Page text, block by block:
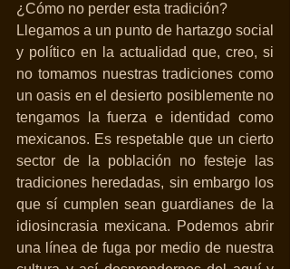
¿Cómo no perder esta tradición?
Llegamos a un punto de hartazgo social
y político en la actualidad que, creo, si
no tomamos nuestras tradiciones como
un oasis en el desierto posiblemente no
tengamos la fuerza e identidad como
mexicanos. Es respetable que un cierto
sector de la población no festeje las
tradiciones heredadas, sin embargo los
que sí cumplen sean guardianes de la
idiosincrasia mexicana. Podemos abrir
una línea de fuga por medio de nuestra